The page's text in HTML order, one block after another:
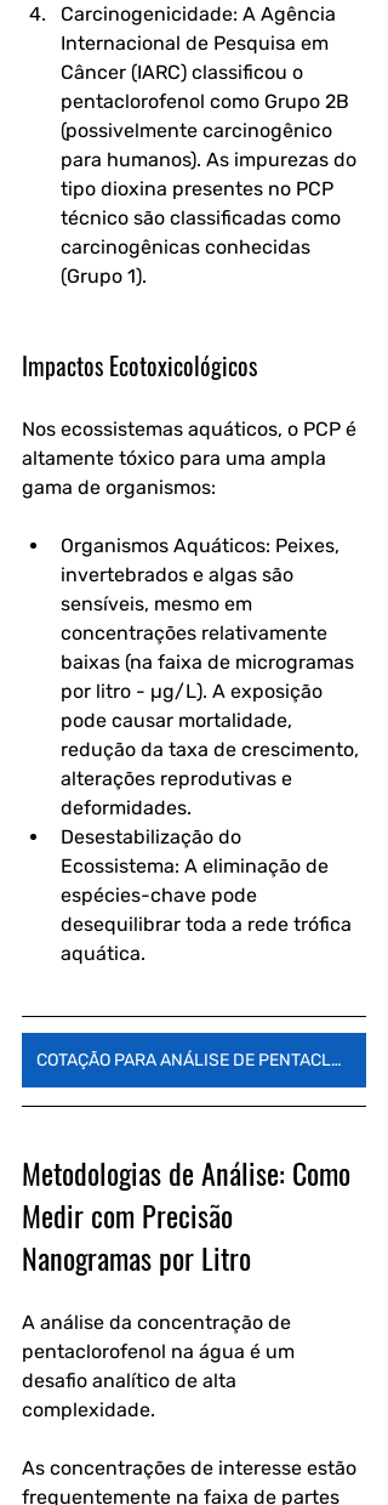
Carcinogenicidade: A Agência
Internacional de Pesquisa em
Câncer (IARC) classificou o
pentaclorofenol como Grupo 2B
(possivelmente carcinogênico
para humanos). As impurezas do
tipo dioxina presentes no PCP
técnico são classificadas como
carcinogênicas conhecidas
(Grupo 1).
Impactos Ecotoxicológicos
Nos ecossistemas aquáticos, o PCP é
altamente tóxico para uma ampla
gama de organismos:
Organismos Aquáticos: Peixes,
invertebrados e algas são
sensíveis, mesmo em
concentrações relativamente
baixas (na faixa de microgramas
por litro - µg/L). A exposição
pode causar mortalidade,
redução da taxa de crescimento,
alterações reprodutivas e
deformidades.
Desestabilização do
Ecossistema: A eliminação de
espécies-chave pode
desequilibrar toda a rede trófica
aquática.
COTAÇÃO PARA ANÁLISE DE PENTACLOROFENOL
Metodologias de Análise: Como
Medir com Precisão
Nanogramas por Litro
A análise da concentração de
pentaclorofenol na água é um
desafio analítico de alta
complexidade.
As concentrações de interesse estão
frequentemente na faixa de partes